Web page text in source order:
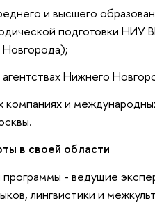
и высшего
подготовки
Нижнего
и
в своей области
программы - ведущие
лингвистики и